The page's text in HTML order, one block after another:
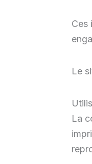
Ces
Le
La